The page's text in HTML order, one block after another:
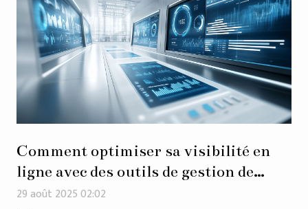
Comment optimiser sa visibilité en
ligne avec des outils de gestion de
profil d'entreprise ?
29 août 2025 02:02